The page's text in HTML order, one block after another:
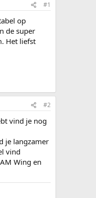
#1
op
de super
Het liefst
#2
vind je nog
je langzamer
vind
Wing en